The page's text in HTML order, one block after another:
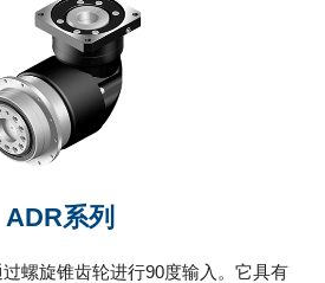
ADR系列
螺旋锥齿轮进行90度输入。它具有